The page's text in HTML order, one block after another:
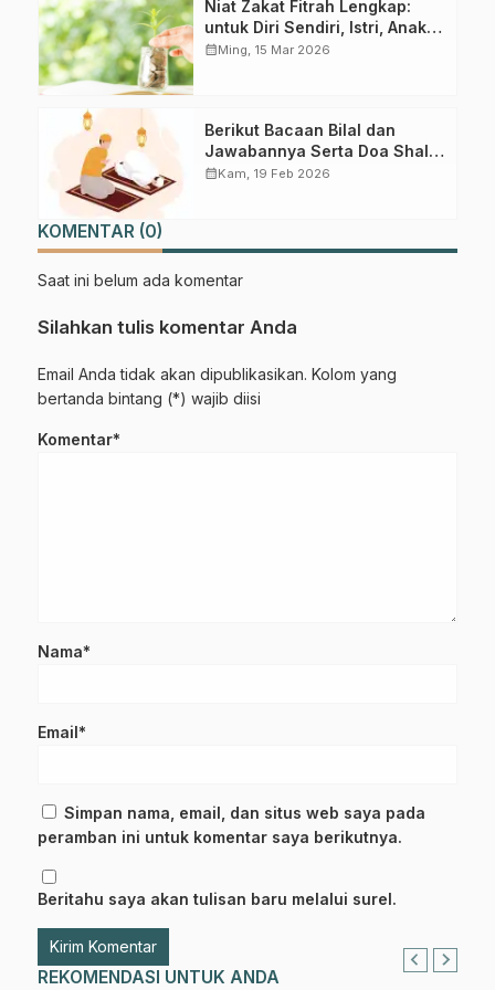
Niat Zakat Fitrah Lengkap:
untuk Diri Sendiri, Istri, Anak
dan Keluarga Beserta Artinya
calendar_monthMing, 15 Mar 2026
Berikut Bacaan Bilal dan
Jawabannya Serta Doa Shalat
Tarawih dan Witir
calendar_monthKam, 19 Feb 2026
KOMENTAR (0)
Saat ini belum ada komentar
Silahkan tulis komentar Anda
Email Anda tidak akan dipublikasikan. Kolom yang
bertanda bintang (*) wajib diisi
Komentar*
Nama*
Email*
Simpan nama, email, dan situs web saya pada
peramban ini untuk komentar saya berikutnya.
Beritahu saya akan tulisan baru melalui surel.
REKOMENDASI UNTUK ANDA